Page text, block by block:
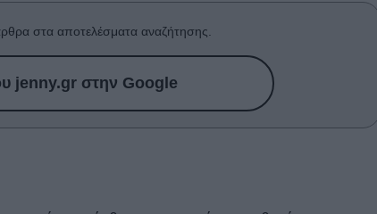
στα αποτελέσματα αναζήτησης.
jenny.gr στην Google